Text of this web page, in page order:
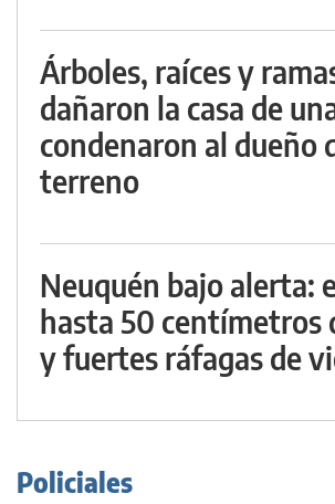
Árboles, raíces y
dañaron la casa de
condenaron al dueño
terreno
Neuquén bajo alerta:
hasta 50 centímetros
y fuertes ráfagas de
Policiales